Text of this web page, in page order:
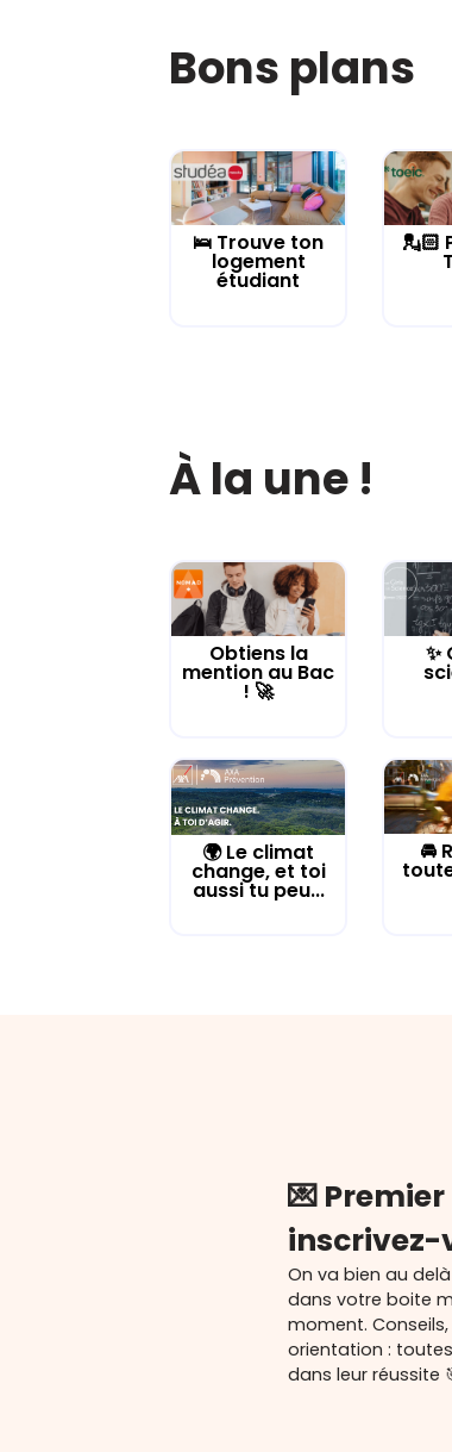
Bons plans
🛌 Trouve ton
logement
étudiant
💂🏻
À la une !
Obtiens la
mention au Bac
! 🚀
✨
🌍 Le climat
change, et toi
aussi tu peu...
🚘
💌
inscrivez-
On va bien au
dans votre boite
moment.
orientation :
dans leur réussite